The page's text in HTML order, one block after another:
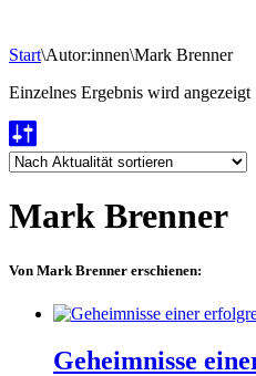
Start\Autor:innen\Mark Brenner
Einzelnes Ergebnis wird angezeigt
Mark Brenner
Von Mark Brenner erschienen:
Geheimnisse